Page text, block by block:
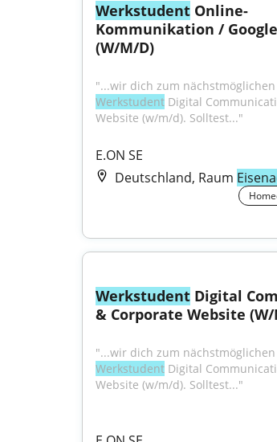
Werkstudent Online-
Kommunikation /
(W/M/D)
Werkstudent Digital
Website (w/m/d). Solltest..."
E.ON SE
Deutschland, Raum
Werkstudent Digital
& Corporate Website
Werkstudent Digital
Website (w/m/d). Solltest..."